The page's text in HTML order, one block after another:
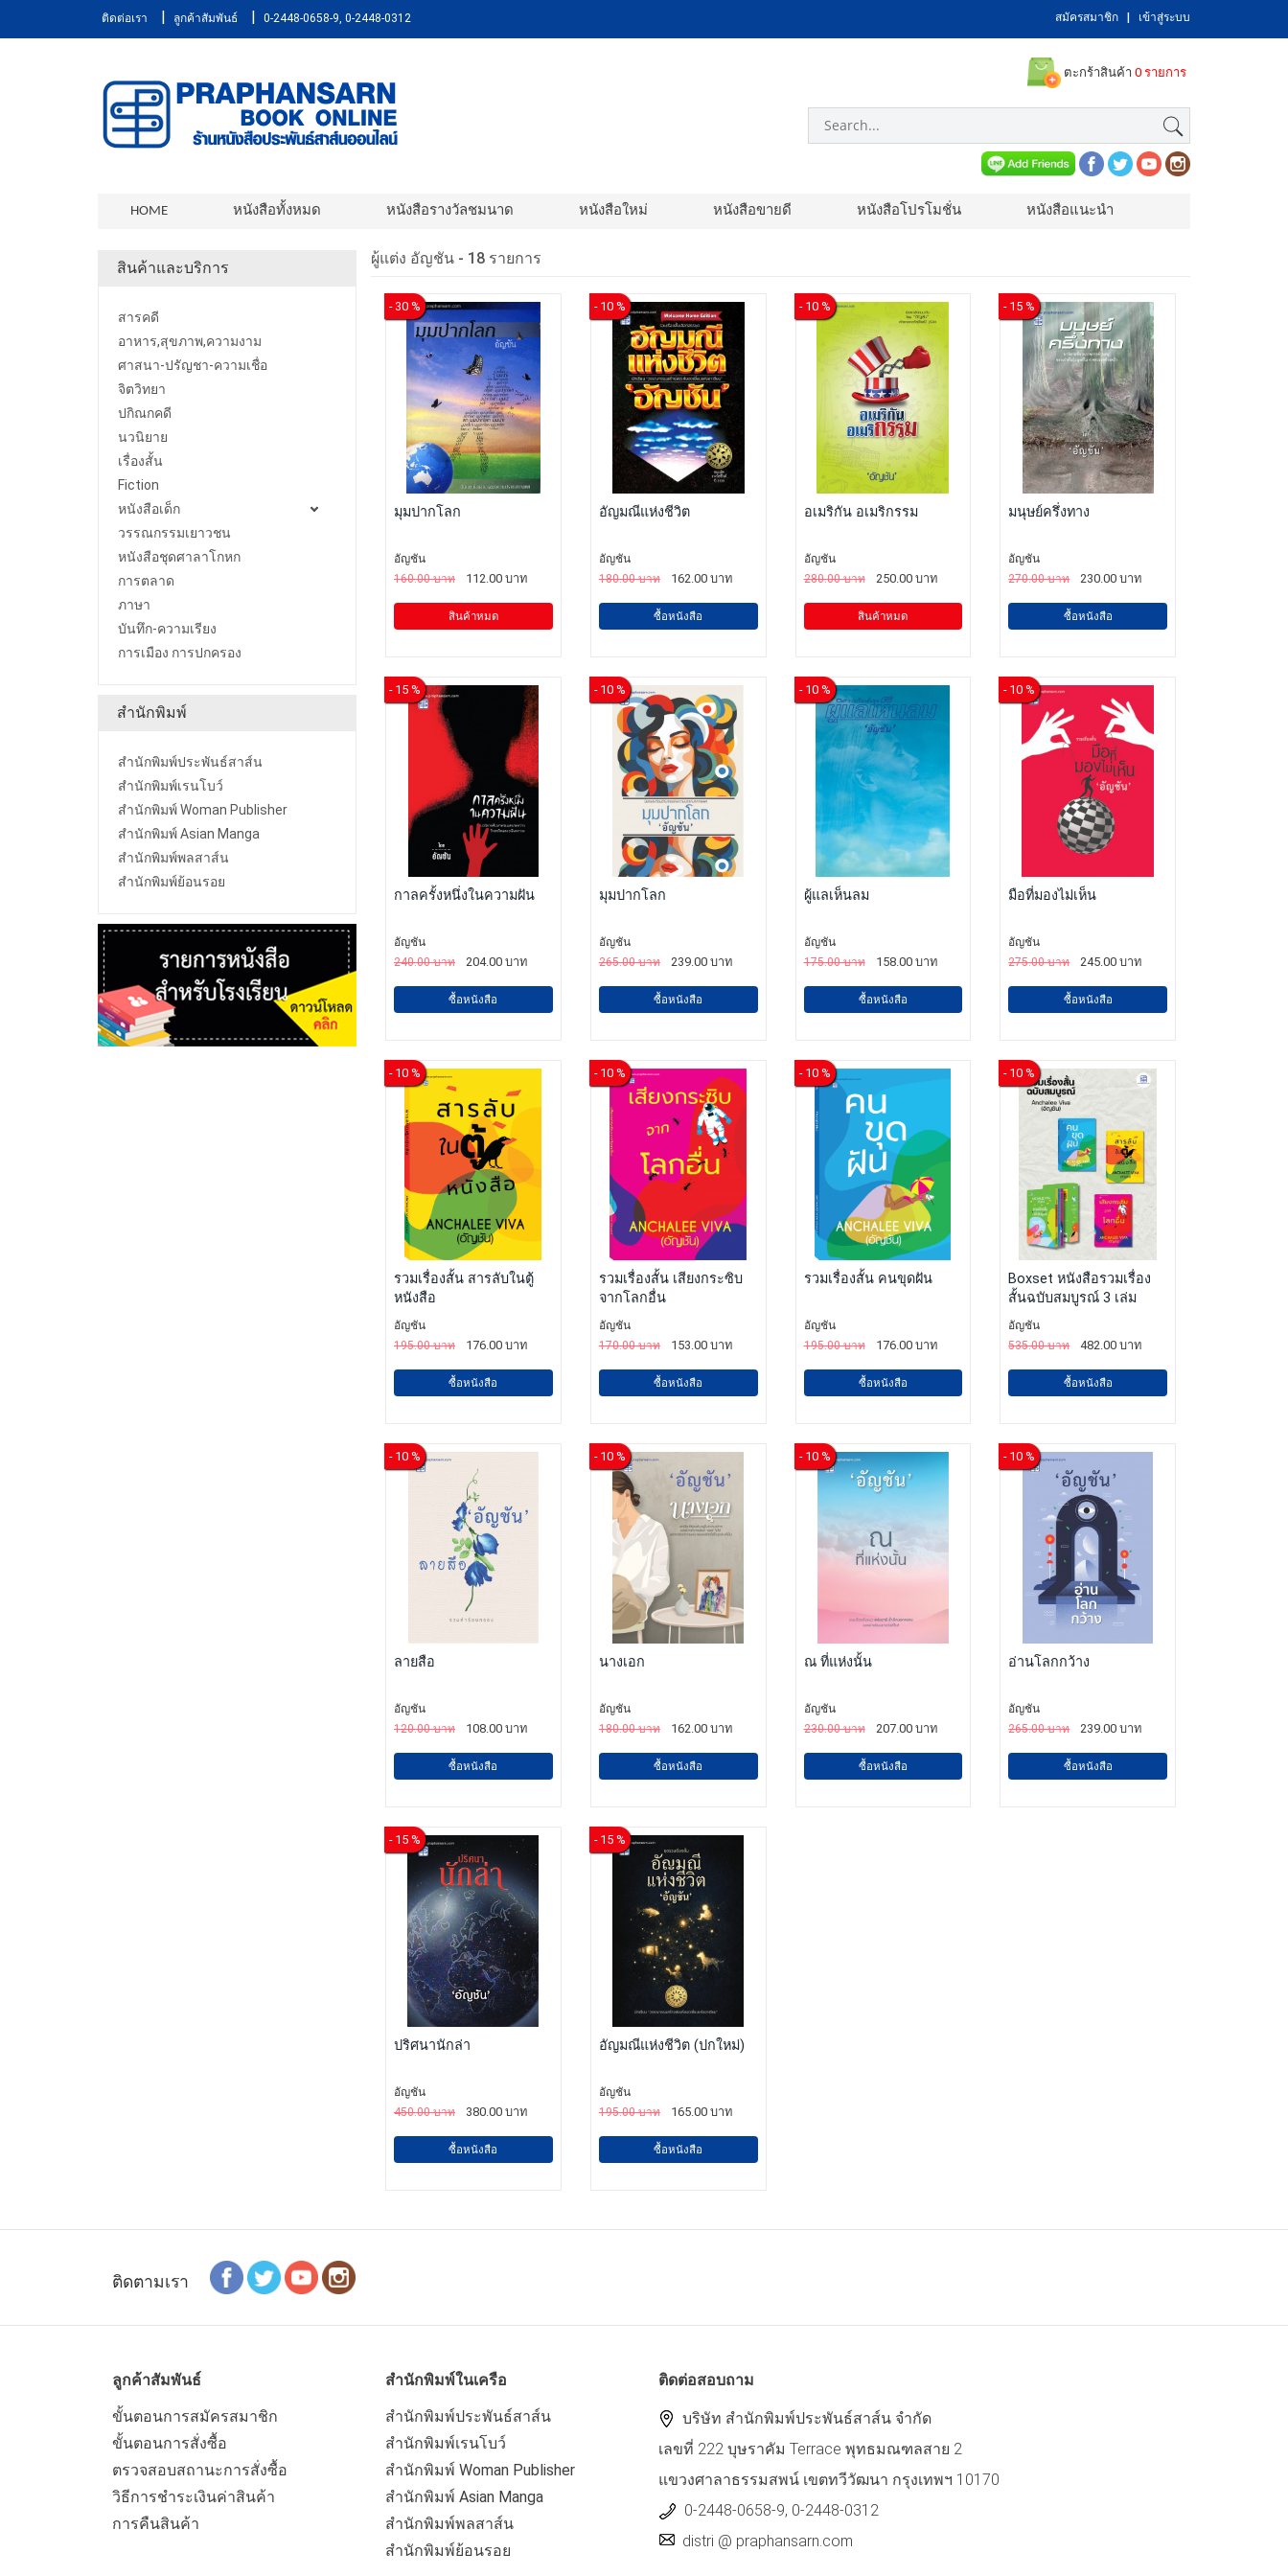
ติดต่อเรา | ลูกค้าสัมพันธ์ | 0-2448-0658-9, 0-2448-0312 สมัครสมาชิก เข้าสู่ระบบ
ตะกร้าสินค้า 0 รายการ
HOME หนังสือทั้งหมด หนังสือรางวัลชมนาด หนังสือใหม่ หนังสือขายดี หนังสือโปรโมชั่น หนังสือแนะนำ
สินค้าและบริการ
สารคดี
อาหาร,สุขภาพ,ความงาม
ศาสนา-ปรัญชา-ความเชื่อ
จิตวิทยา
ปกิณกคดี
นวนิยาย
เรื่องสั้น
Fiction
หนังสือเด็ก
วรรณกรรมเยาวชน
หนังสือชุดศาลาโกหก
การตลาด
ภาษา
บันทึก-ความเรียง
การเมือง การปกครอง
สำนักพิมพ์
สำนักพิมพ์ประพันธ์สาส์น
สำนักพิมพ์เรนโบว์
สำนักพิมพ์ Woman Publisher
สำนักพิมพ์ Asian Manga
สำนักพิมพ์พลสาส์น
สำนักพิมพ์ย้อนรอย
ผู้แต่ง อัญชัน - 18 รายการ
- 30 %
มุมปากโลก
อัญชัน
160.00 บาท
112.00 บาท
สินค้าหมด
- 10 %
อัญมณีแห่งชีวิต
อัญชัน
180.00 บาท
162.00 บาท
ซื้อหนังสือ
- 10 %
อเมริกัน อเมริกรรม
อัญชัน
280.00 บาท
250.00 บาท
สินค้าหมด
- 15 %
มนุษย์ครึ่งทาง
อัญชัน
270.00 บาท
230.00 บาท
ซื้อหนังสือ
- 15 %
กาลครั้งหนึ่งในความฝัน
อัญชัน
240.00 บาท
204.00 บาท
ซื้อหนังสือ
- 10 %
มุมปากโลก
อัญชัน
265.00 บาท
239.00 บาท
ซื้อหนังสือ
- 10 %
ผู้แลเห็นลม
อัญชัน
175.00 บาท
158.00 บาท
ซื้อหนังสือ
- 10 %
มือที่มองไม่เห็น
อัญชัน
275.00 บาท
245.00 บาท
ซื้อหนังสือ
- 10 %
รวมเรื่องสั้น สารลับในตู้
หนังสือ
อัญชัน
195.00 บาท
176.00 บาท
ซื้อหนังสือ
- 10 %
รวมเรื่องสั้น เสียงกระซิบ
จากโลกอื่น
อัญชัน
170.00 บาท
153.00 บาท
ซื้อหนังสือ
- 10 %
รวมเรื่องสั้น คนขุดฝัน
อัญชัน
195.00 บาท
176.00 บาท
ซื้อหนังสือ
- 10 %
Boxset หนังสือรวมเรื่อง
สั้นฉบับสมบูรณ์ 3 เล่ม
อัญชัน
535.00 บาท
482.00 บาท
ซื้อหนังสือ
- 10 %
ลายสือ
อัญชัน
120.00 บาท
108.00 บาท
ซื้อหนังสือ
- 10 %
นางเอก
อัญชัน
180.00 บาท
162.00 บาท
ซื้อหนังสือ
- 10 %
ณ ที่แห่งนั้น
อัญชัน
230.00 บาท
207.00 บาท
ซื้อหนังสือ
- 10 %
อ่านโลกกว้าง
อัญชัน
265.00 บาท
239.00 บาท
ซื้อหนังสือ
- 15 %
ปริศนานักล่า
อัญชัน
450.00 บาท
380.00 บาท
ซื้อหนังสือ
- 15 %
อัญมณีแห่งชีวิต (ปกใหม่)
อัญชัน
195.00 บาท
165.00 บาท
ซื้อหนังสือ
ติดตามเรา
ลูกค้าสัมพันธ์
ขั้นตอนการสมัครสมาชิก
ขั้นตอนการสั่งซื้อ
ตรวจสอบสถานะการสั่งซื้อ
วิธีการชำระเงินค่าสินค้า
การคืนสินค้า
สำนักพิมพ์ในเครือ
สำนักพิมพ์ประพันธ์สาส์น
สำนักพิมพ์เรนโบว์
สำนักพิมพ์ Woman Publisher
สำนักพิมพ์ Asian Manga
สำนักพิมพ์พลสาส์น
สำนักพิมพ์ย้อนรอย
ติดต่อสอบถาม
บริษัท สำนักพิมพ์ประพันธ์สาส์น จำกัด
เลขที่ 222 บุษราคัม Terrace พุทธมณฑลสาย 2
แขวงศาลาธรรมสพน์ เขตทวีวัฒนา กรุงเทพฯ 10170
0-2448-0658-9, 0-2448-0312
distri @ praphansarn.com